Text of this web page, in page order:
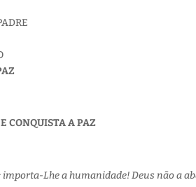
CONQUISTA A PAZ
importa-Lhe a humanidade! Deus não a